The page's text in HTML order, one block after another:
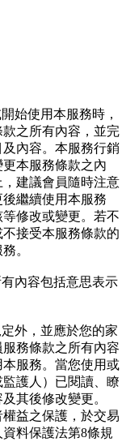
始使用本服務時，
之所有內容，並完
內容。本服務行銷
本服務條款之內
建議會員隨時注意
繼續使用本服務
修改或變更。若不
接受本服務條款的
。
內容包括意思表示
外，並應於您的家
務條款之所有內容
服務。當您使用或
護人）已閱讀、瞭
其後修改變更。
益之保護，於交易
料保護法第8條規